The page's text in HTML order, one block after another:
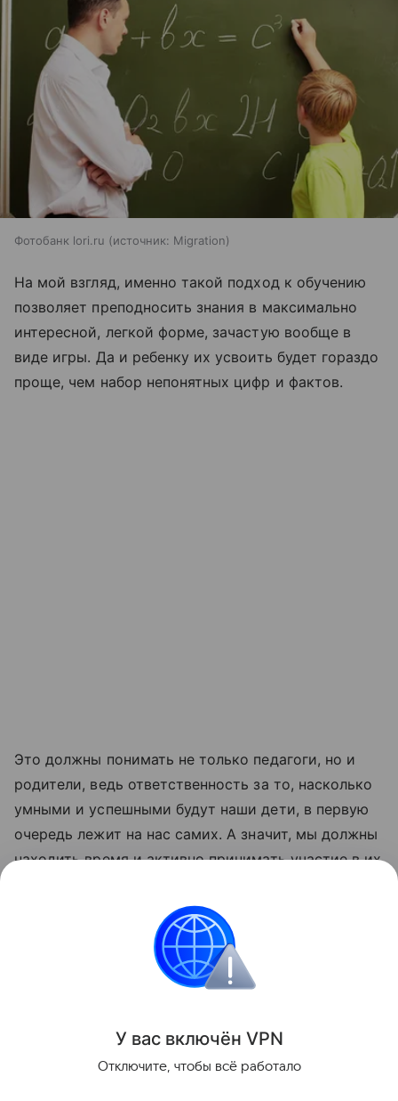
Фотобанк lori.ru источник: Migration
На мой взгляд, именно такой подход к обучению
позволяет преподносить знания в максимально
интересной, легкой форме, зачастую вообще в
виде игры. Да и ребенку их усвоить будет гораздо
проще, чем набор непонятных цифр и фактов.
Это должны понимать не только педагоги, но и
родители, ведь ответственность за то, насколько
умными и успешными будут наши дети, в первую
очередь лежит на нас самих. А значит, мы должны
находить время и активно принимать участие в их
Также читайте о том,должен ли ребенок быть
Поделиться
У вас включён VPN
Отключите, чтобы всё работало